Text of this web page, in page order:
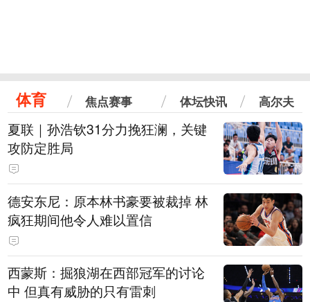
体育 焦点赛事 体坛快讯 高尔夫
夏联｜孙浩钦31分力挽狂澜，关键
攻防定胜局
德安东尼：原本林书豪要被裁掉 林
疯狂期间他令人难以置信
西蒙斯：掘狼湖在西部冠军的讨论
中 但真有威胁的只有雷刺